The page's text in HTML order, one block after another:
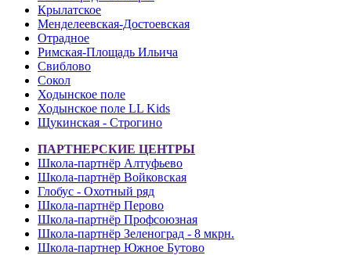
Крылатское
Менделеевская-Достоевская
Отрадное
Римская-Площадь Ильича
Свиблово
Сокол
Ходынское поле
Ходынское поле LL Kids
Щукинская - Строгино
ПАРТНЕРСКИЕ ЦЕНТРЫ
Школа-партнёр Алтуфьево
Школа-партнёр Войковская
Глобус - Охотный ряд
Школа-партнёр Перово
Школа-партнёр Профсоюзная
Школа-партнёр Зеленоград - 8 мкрн.
Школа-партнер Южное Бутово